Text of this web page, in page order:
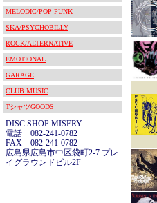
MELODIC/POP PUNK
SKA/PSYCHOBILLY
ROCK/ALTERNATIVE
EMOTIONAL
GARAGE
CLUB MUSIC
TシャツGOODS
DISC SHOP MISERY
電話 082-241-0782
FAX 082-241-0782
広島県広島市中区袋町2-7 プレ
イグラウンドビル2F